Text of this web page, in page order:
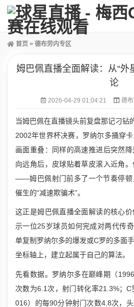
首页 > 德布劳内专区
姆巴佩直播全面解读：从“外
论
2026-04-29 01:04:21 德
当姆巴佩在直播镜头前复盘那记刁钻
2002年世界杯决赛，罗纳尔多捅穿
画面重叠：同样的高速推进后突然
向远角后，皮球贴着草皮滚入近角
——姆巴佩射门前多了一个节奏停顿
催生的“减速欺骗术”。
这正是姆巴佩直播全面解读的核心
示一位25岁球员如何完成对两代传
单复制罗纳尔多的爆发或C罗的多面
坐标轴上，建立起属于自己的算法。
先看数据。罗纳尔多在巅峰期（
次数为6.1次，射门转化率21.3%；
016）的每90分钟射门次数4.8次，